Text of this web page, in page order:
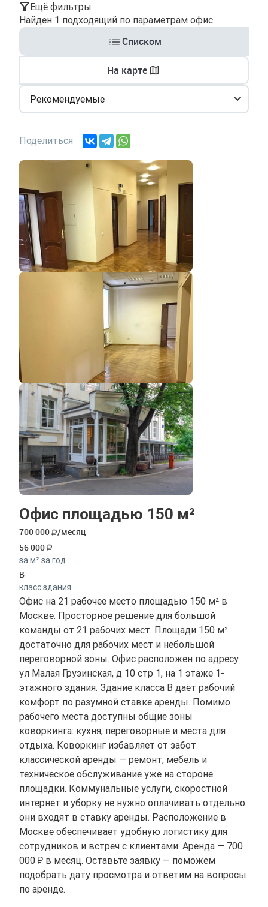
Ещё фильтры
Найден 1 подходящий по параметрам офис
Списком
На карте
Рекомендуемые
Поделиться
Офис площадью 150 м²
700 000
/месяц
56 000
за м² за год
B
класс здания
Офис на 21 рабочее место площадью 150 м² в
Москве. Просторное решение для большой
команды от 21 рабочих мест. Площади 150 м²
достаточно для рабочих мест и небольшой
переговорной зоны. Офис расположен по адресу
ул Малая Грузинская, д 10 стр 1, на 1 этаже 1-
этажного здания. Здание класса B даёт рабочий
комфорт по разумной ставке аренды. Помимо
рабочего места доступны общие зоны
коворкинга: кухня, переговорные и места для
отдыха. Коворкинг избавляет от забот
классической аренды — ремонт, мебель и
техническое обслуживание уже на стороне
площадки. Коммунальные услуги, скоростной
интернет и уборку не нужно оплачивать отдельно:
они входят в ставку аренды. Расположение в
Москве обеспечивает удобную логистику для
сотрудников и встреч с клиентами. Аренда — 700
000 ₽ в месяц. Оставьте заявку — поможем
подобрать дату просмотра и ответим на вопросы
по аренде.